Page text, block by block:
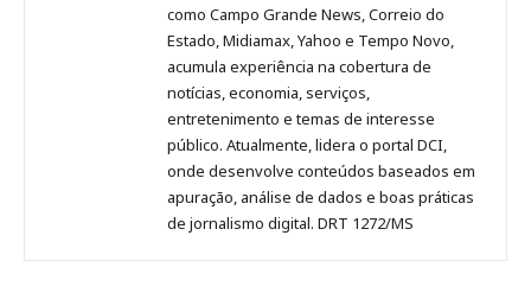
como Campo Grande News, Correio do
Estado, Midiamax, Yahoo e Tempo Novo,
acumula experiência na cobertura de
notícias, economia, serviços,
entretenimento e temas de interesse
público. Atualmente, lidera o portal DCI,
onde desenvolve conteúdos baseados em
apuração, análise de dados e boas práticas
de jornalismo digital. DRT 1272/MS